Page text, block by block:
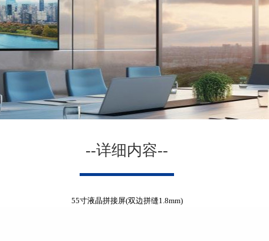
--详细内容--
55寸液晶拼接屏(双边拼缝1.8mm)